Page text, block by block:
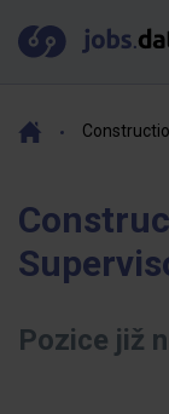
Pozice již